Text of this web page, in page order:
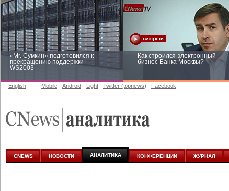
«Mr. Сумкин» подготовился к
прекращению поддержки
WS2003
Как строился электронный
бизнес Банка Москвы?
аналитике
English Mobile Android Light Twitter (topnews) Facebook
CNEWS НОВОСТИ АНАЛИТИКА КОНФЕРЕНЦИИ ЖУРНАЛ